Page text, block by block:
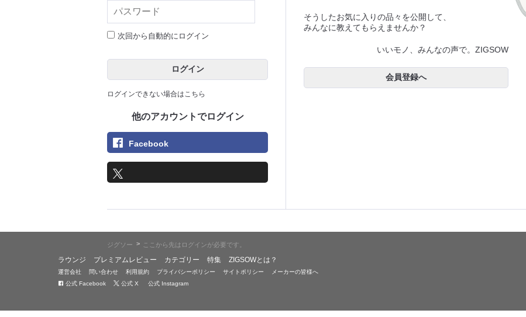
次回から自動的にログイン
ログイン
ログインできない場合はこちら
他のアカウントでログイン
Facebook
そうしたお気に入りの品々を公開して、
みんなに教えてもらえませんか？
いいモノ、みんなの声で。ZIGSOW
会員登録へ
ジグソー > ここから先はログインが必要です。
ラウンジ プレミアムレビュー カテゴリー 特集 ZIGSOWとは？
運営会社 問い合わせ 利用規約 プライバシーポリシー サイトポリシー
メーカーの皆様へ
公式 Facebook
公式 X 公式 Instagram